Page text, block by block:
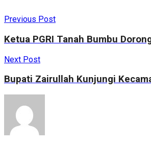
Previous Post
Ketua PGRI Tanah Bumbu
Next Post
Bupati Zairullah Kunjungi